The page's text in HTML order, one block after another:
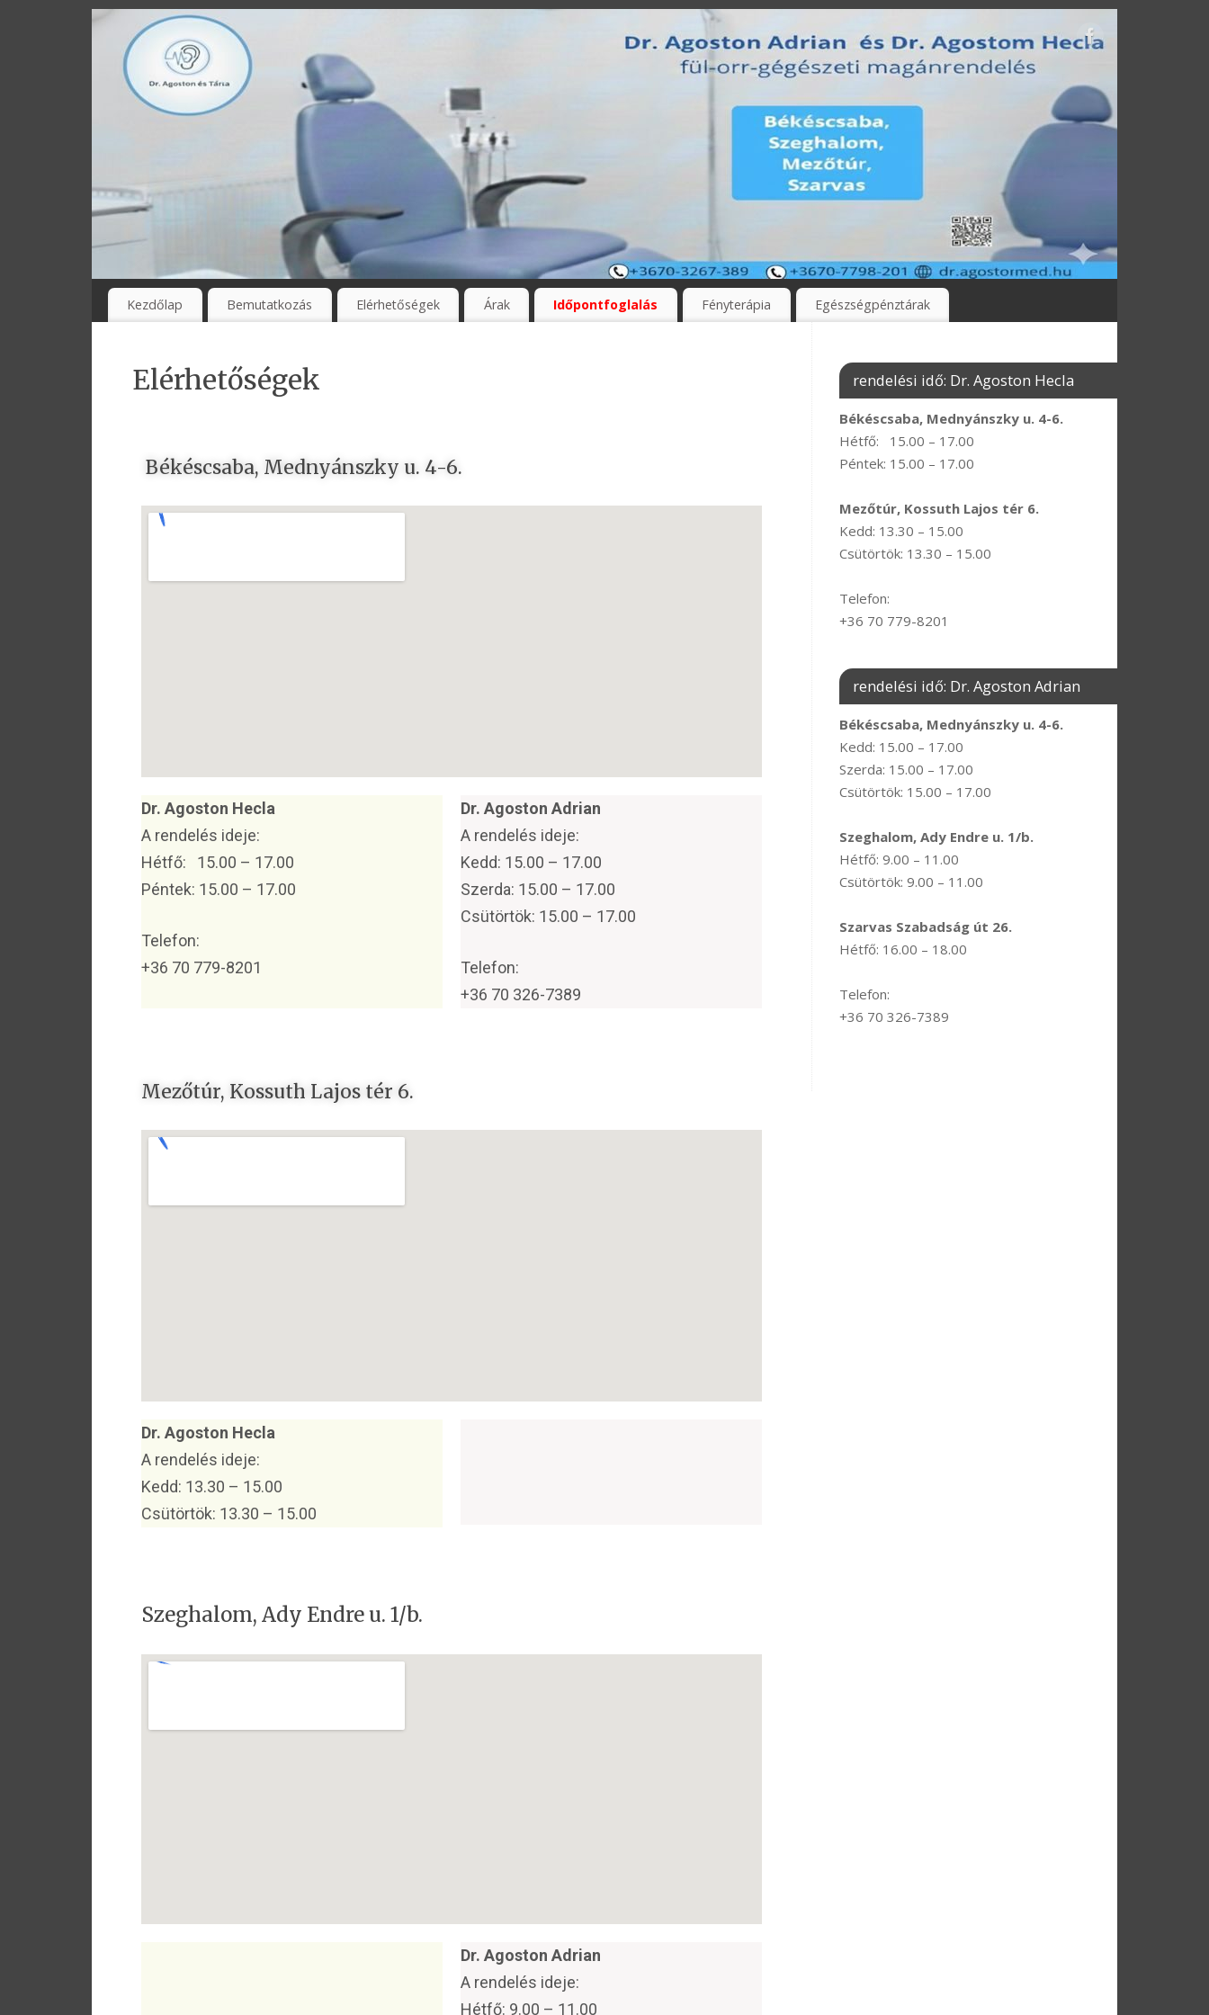
Kezdőlap Bemutatkozás Elérhetőségek Árak Időpontfoglalás Fényterápia Egészségpénztárak
Elérhetőségek
Békéscsaba, Mednyánszky u. 4-6.
Dr. Agoston Hecla
A rendelés ideje:
Hétfő: 15.00 – 17.00
Péntek: 15.00 – 17.00
Telefon:
+36 70 779-8201
Dr. Agoston Adrian
A rendelés ideje:
Kedd: 15.00 – 17.00
Szerda: 15.00 – 17.00
Csütörtök: 15.00 – 17.00
Telefon:
+36 70 326-7389
Mezőtúr, Kossuth Lajos tér 6.
Dr. Agoston Hecla
A rendelés ideje:
Kedd: 13.30 – 15.00
Csütörtök: 13.30 – 15.00
Szeghalom, Ady Endre u. 1/b.
Dr. Agoston Adrian
A rendelés ideje:
Hétfő: 9.00 – 11.00
rendelési idő: Dr. Agoston Hecla
Békéscsaba, Mednyánszky u. 4-6.
Hétfő: 15.00 – 17.00
Péntek: 15.00 – 17.00
Mezőtúr, Kossuth Lajos tér 6.
Kedd: 13.30 – 15.00
Csütörtök: 13.30 – 15.00
Telefon:
+36 70 779-8201
rendelési idő: Dr. Agoston Adrian
Békéscsaba, Mednyánszky u. 4-6.
Kedd: 15.00 – 17.00
Szerda: 15.00 – 17.00
Csütörtök: 15.00 – 17.00
Szeghalom, Ady Endre u. 1/b.
Hétfő: 9.00 – 11.00
Csütörtök: 9.00 – 11.00
Szarvas Szabadság út 26.
Hétfő: 16.00 – 18.00
Telefon:
+36 70 326-7389